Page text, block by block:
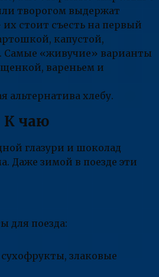
творогом выдержат
их стоит съесть на первый
капустой,
Самые «живучие» варианты
вареньем и
альтернатива хлебу.
К чаю
глазури и шоколад
Даже зимой в поезде эти
для поезда:
злаковые